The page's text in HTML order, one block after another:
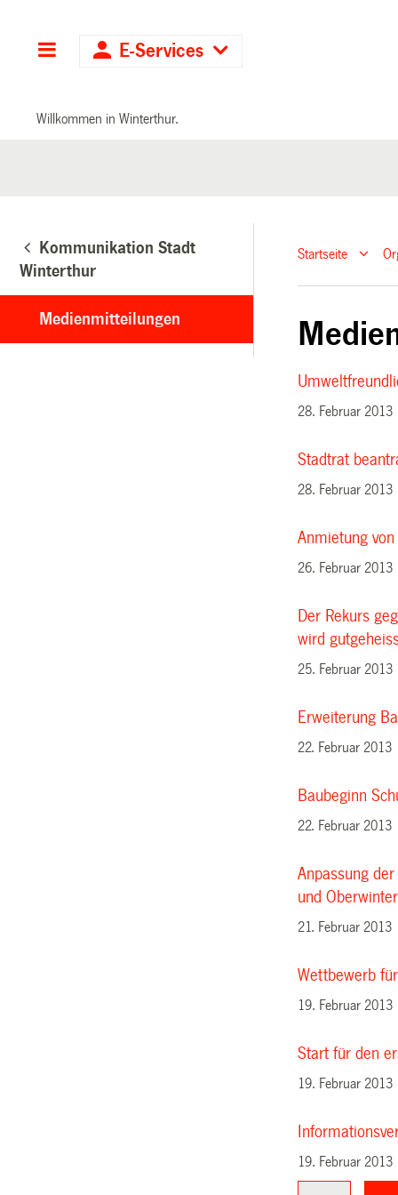
Hauptnavigation
E-Services
Willkommen in Winterthur.
Kommunikation Stadt
Winterthur
Medienmitteilungen
Startseite
28. Februar 2013
Stadtrat
28. Februar 2013
Anmietung
26. Februar 2013
Der Rekurs
wird
25. Februar 2013
Erweiterung
22. Februar 2013
Baubeginn
22. Februar 2013
Anpassung
und
21. Februar 2013
Wettbewerb
19. Februar 2013
Start für den
19. Februar 2013
19. Februar 2013